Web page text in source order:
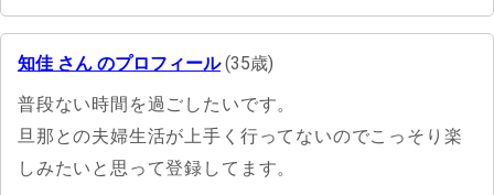
知佳 さん のプロフィール(35歳)
普段ない時間を過ごしたいです。
旦那との夫婦生活が上手く行ってないのでこっそり楽
しみたいと思って登録してます。